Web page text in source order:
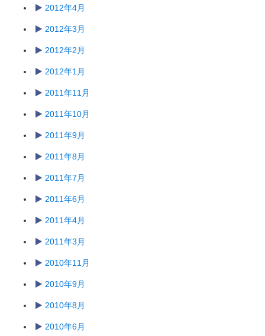
2012年4月
2012年3月
2012年2月
2012年1月
2011年11月
2011年10月
2011年9月
2011年8月
2011年7月
2011年6月
2011年4月
2011年3月
2010年11月
2010年9月
2010年8月
2010年6月